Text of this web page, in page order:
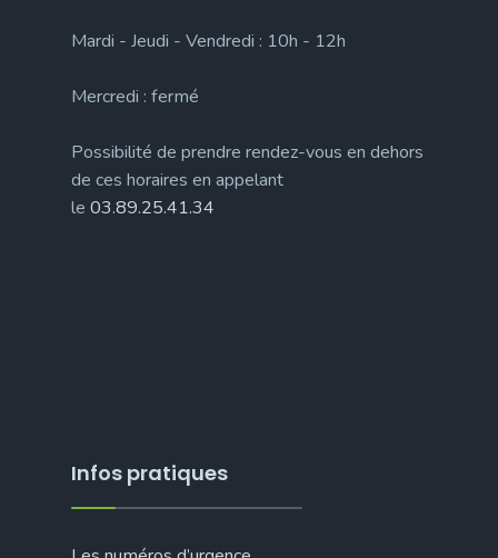
Mardi - Jeudi - Vendredi : 10h - 12h
Mercredi : fermé
Possibilité de prendre rendez-vous en dehors
de ces horaires en appelant
le 03.89.25.41.34
Infos pratiques